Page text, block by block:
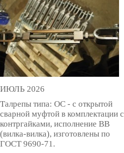
ИЮЛЬ 2026
Талрепы типа: ОС - с открытой
сварной муфтой в комплектации с
контргайками, исполнение ВВ
(вилка-вилка), изготовлены по
ГОСТ 9690-71.